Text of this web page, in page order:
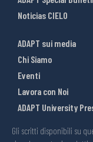
Noticias CIELO
ADAPT sui media
Chi Siamo
Eventi
Lavora con Noi
ADAPT University
Gli scritti disponibili su